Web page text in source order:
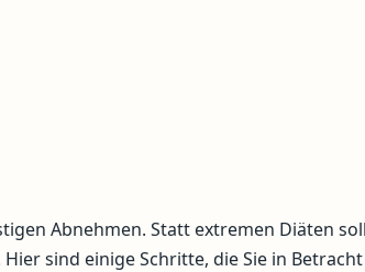
Abnehmen. Statt extremen Diäten
sind einige Schritte, die Sie in